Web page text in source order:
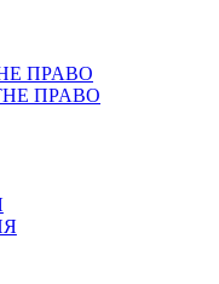
ПРАВО
ПРАВО